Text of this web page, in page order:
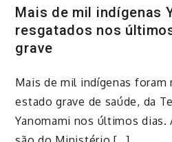
Mais de mil indígenas
resgatados nos
grave
Mais de mil indígenas foram
estado grave de saúde, da
Yanomami nos últimos dias.